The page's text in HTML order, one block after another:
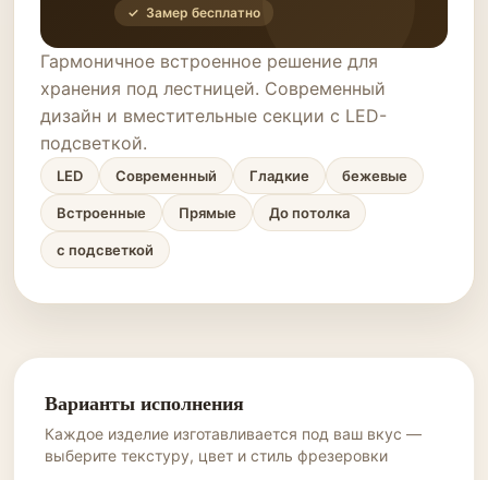
✓ Замер бесплатно
Гармоничное встроенное решение для
хранения под лестницей. Современный
дизайн и вместительные секции с LED-
подсветкой.
LED Современный Гладкие бежевые
Встроенные Прямые До потолка
с подсветкой
Варианты исполнения
Каждое изделие изготавливается под ваш вкус —
выберите текстуру, цвет и стиль фрезеровки